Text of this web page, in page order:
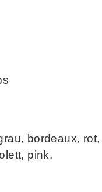
bordeaux,
pink.